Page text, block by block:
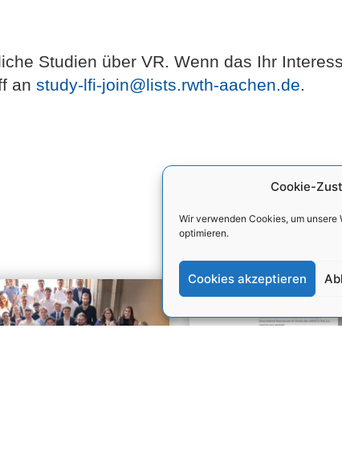
Cookie-
Wir verwenden Cookies, um unsere
optimieren.
Cookies akzeptieren
Studien über VR. Wenn das Ihr
an study-lfi-join@lists.rwth-aachen.de.